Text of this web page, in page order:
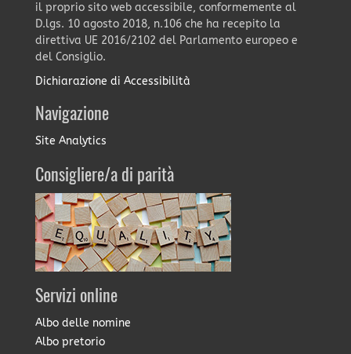
il proprio sito web accessibile, conformemente al
D.lgs. 10 agosto 2018, n.106 che ha recepito la
direttiva UE 2016/2102 del Parlamento europeo e
del Consiglio.
Dichiarazione di Accessibilità
Navigazione
Site Analytics
Consigliere/a di parità
Servizi online
Albo delle nomine
Albo pretorio